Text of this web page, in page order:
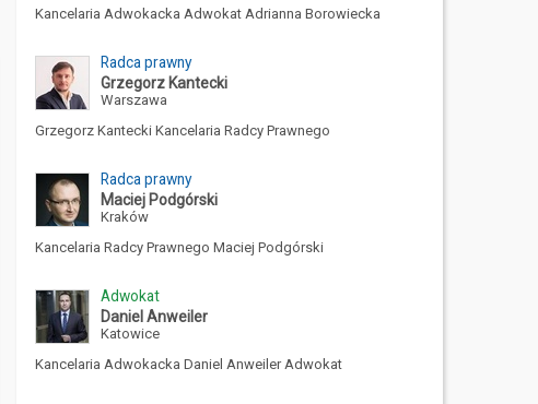
Kancelaria Adwokacka Adwokat Adrianna Borowiecka
Radca prawny
Grzegorz Kantecki
Warszawa
Grzegorz Kantecki Kancelaria Radcy Prawnego
Radca prawny
Maciej Podgórski
Kraków
Kancelaria Radcy Prawnego Maciej Podgórski
Adwokat
Daniel Anweiler
Katowice
Kancelaria Adwokacka Daniel Anweiler Adwokat